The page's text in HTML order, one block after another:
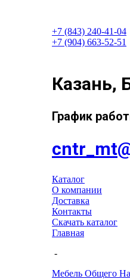
+7 (843) 240-41-04
+7 (904) 663-52-51
Казань,
График
Каталог
О компании
Доставка
Контакты
Скачать каталог
Главная
-
Мебель Общего